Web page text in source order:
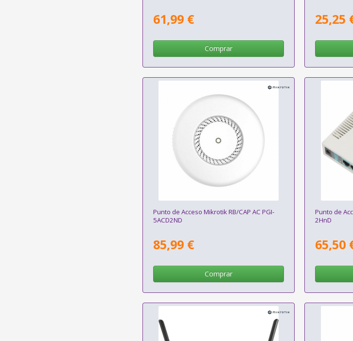
61,99 €
Comprar
25,25
Punto de Acceso Mikrotik RB/CAP AC PGI-
5ACD2ND
85,99 €
Comprar
Punto de
2HnD
65,50